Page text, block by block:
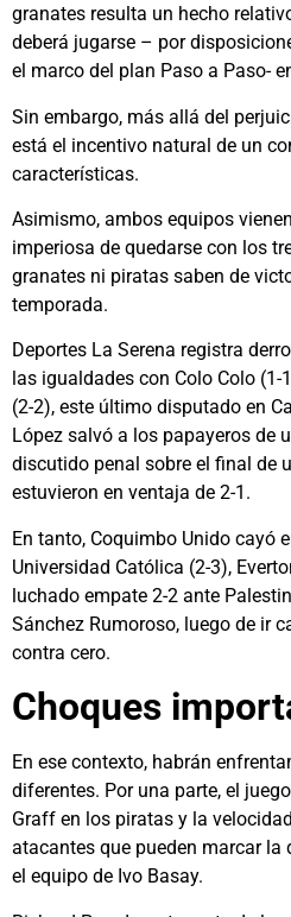
granates resulta un hecho
deberá jugarse – por
el marco del plan Paso a Paso-
Sin embargo, más allá del
está el incentivo natural de un
características.
Asimismo, ambos equipos
imperiosa de quedarse con los
granates ni piratas saben de
temporada.
Deportes La Serena registra
las igualdades con Colo Colo
(2-2), este último disputado en
López salvó a los papayeros de
discutido penal sobre el final de
estuvieron en ventaja de 2-1.
En tanto, Coquimbo Unido cayó
Universidad Católica (2-3),
luchado empate 2-2 ante
Sánchez Rumoroso, luego de ir
contra cero.
Choques
En ese contexto, habrán
diferentes. Por una parte, el
Graff en los piratas y la
atacantes que pueden marcar la
el equipo de Ivo Basay.